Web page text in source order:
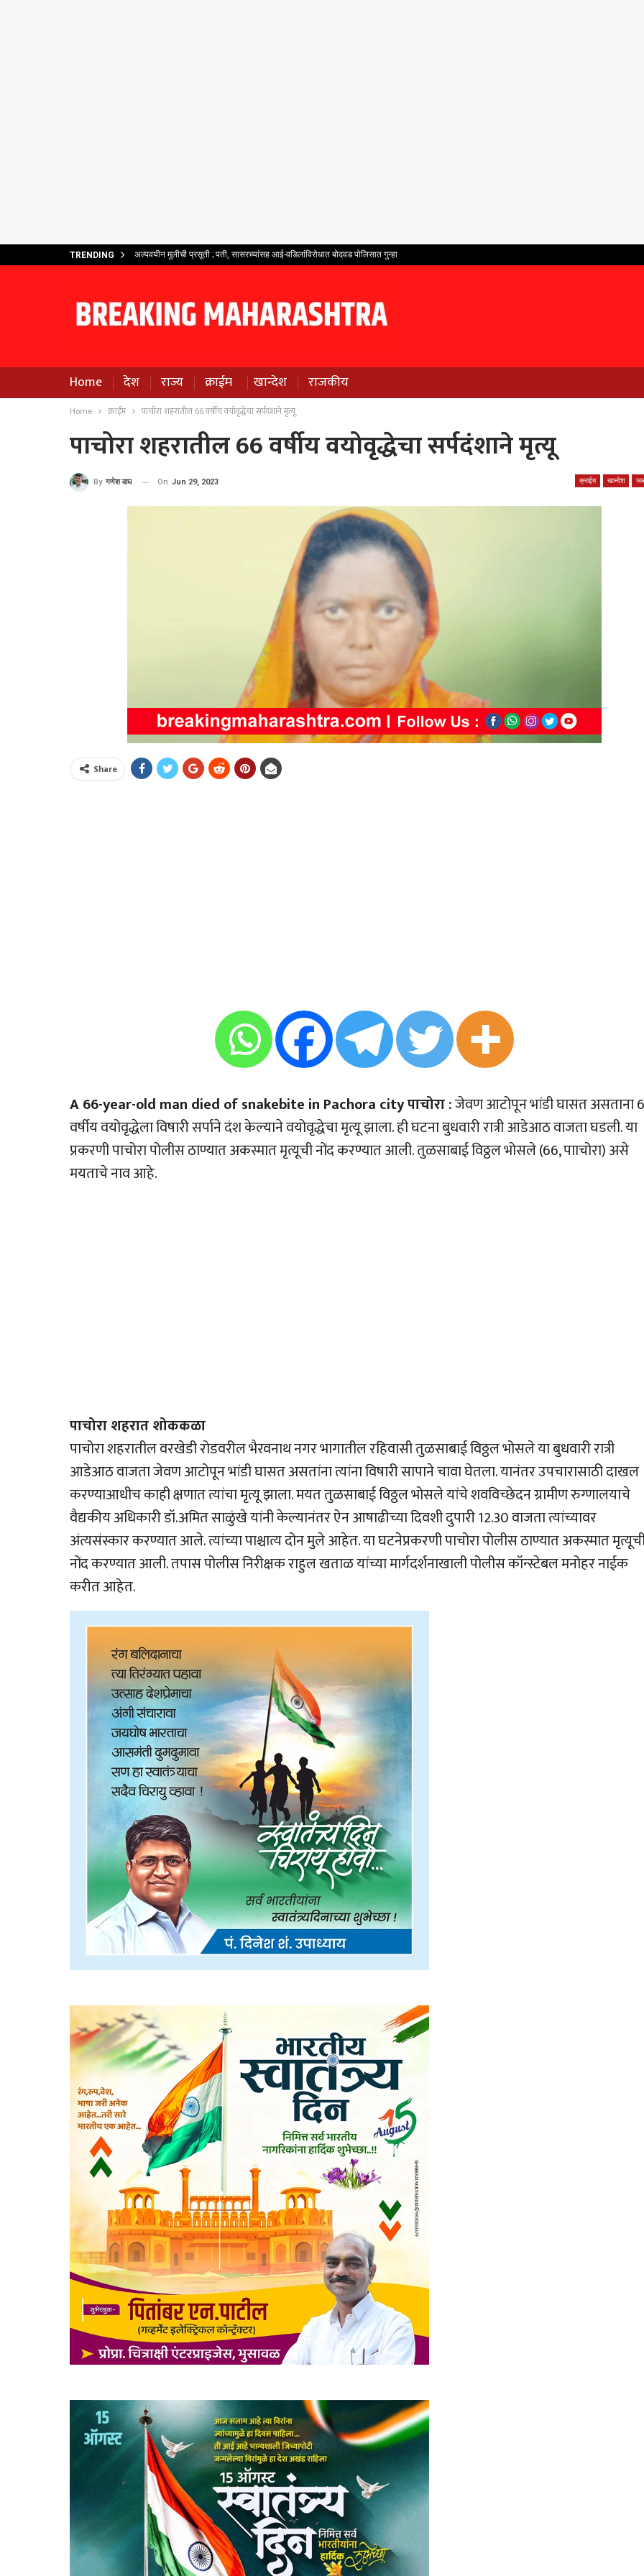
TRENDING अल्पवयीन मुलीची प्रसूती ; पती, सासरच्यांसह आई-वडिलांविरोधात बोदवड पोलिसात गुन्हा
Home देश राज्य क्राईम खान्देश राजकीय
Home क्राईम पाचोरा शहरातील 66 वर्षीय वयोवृद्धेचा सर्पदंशाने मृत्यू
पाचोरा शहरातील 66 वर्षीय वयोवृद्धेचा सर्पदंशाने मृत्यू
क्राईम खान्देश
By गणेश वाघ On Jun 29, 2023
Share
A 66-year-old man died of snakebite in Pachora city पाचोरा :जेवण आटोपून भांडी घासत असताना
वर्षीय वयोवृद्धेला विषारी सर्पाने दंश केल्याने वयोवृद्धेचा मृत्यू झाला. ही घटना बुधवारी रात्री आडेआठ वाजता घडली. या
प्रकरणी पाचोरा पोलीस ठाण्यात अकस्मात मृत्यूची नोंद करण्यात आली. तुळसाबाई विठ्ठल भोसले (66, पााचोरा) असे
मयताचे नाव आहे.
पाचोरा शहरात शोककळा
पाचोरा शहरातील वरखेडी रोडवरील भैरवनाथ नगर भागातील रहिवासी तुळसाबाई विठ्ठल भोसले या बुधवारी रात्री
आडेआठ वाजता जेवण आटोपून भांडी घासत असतांना त्यांना विषारी सापाने चावा घेतला. यानंतर उपचारासाठी दाखल
करण्याआधीच काही क्षणात त्यांचा मृत्यू झाला. मयत तुळसाबाई विठ्ठल भोसले यांचे शवविच्छेदन ग्रामीण रुग्णालयाचे
वैद्यकीय अधिकारी डॉ.अमित साळुंखे यांनी केल्यानंतर ऐन आषाढीच्या दिवशी दुपारी 12.30 वाजता त्यांच्यावर
अंत्यसंस्कार करण्यात आले. त्यांच्या पाश्चात्य दोन मुले आहेत. या घटनेप्रकरणी पाचोरा पोलीस ठाण्यात अकस्मात
नोंद करण्यात आली. तपास पोलीस निरीक्षक राहुल खताळ यांच्या मार्गदर्शनाखाली पोलीस कॉन्स्टेबल मनोहर नाईक
करीत आहेत.